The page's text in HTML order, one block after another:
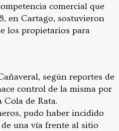
comercial que
en Cartago, sostuvieron
los propietarios para
según reportes de
control de la misma por
Cola de Rata.
pudo haber incidido
una vía frente al sitio